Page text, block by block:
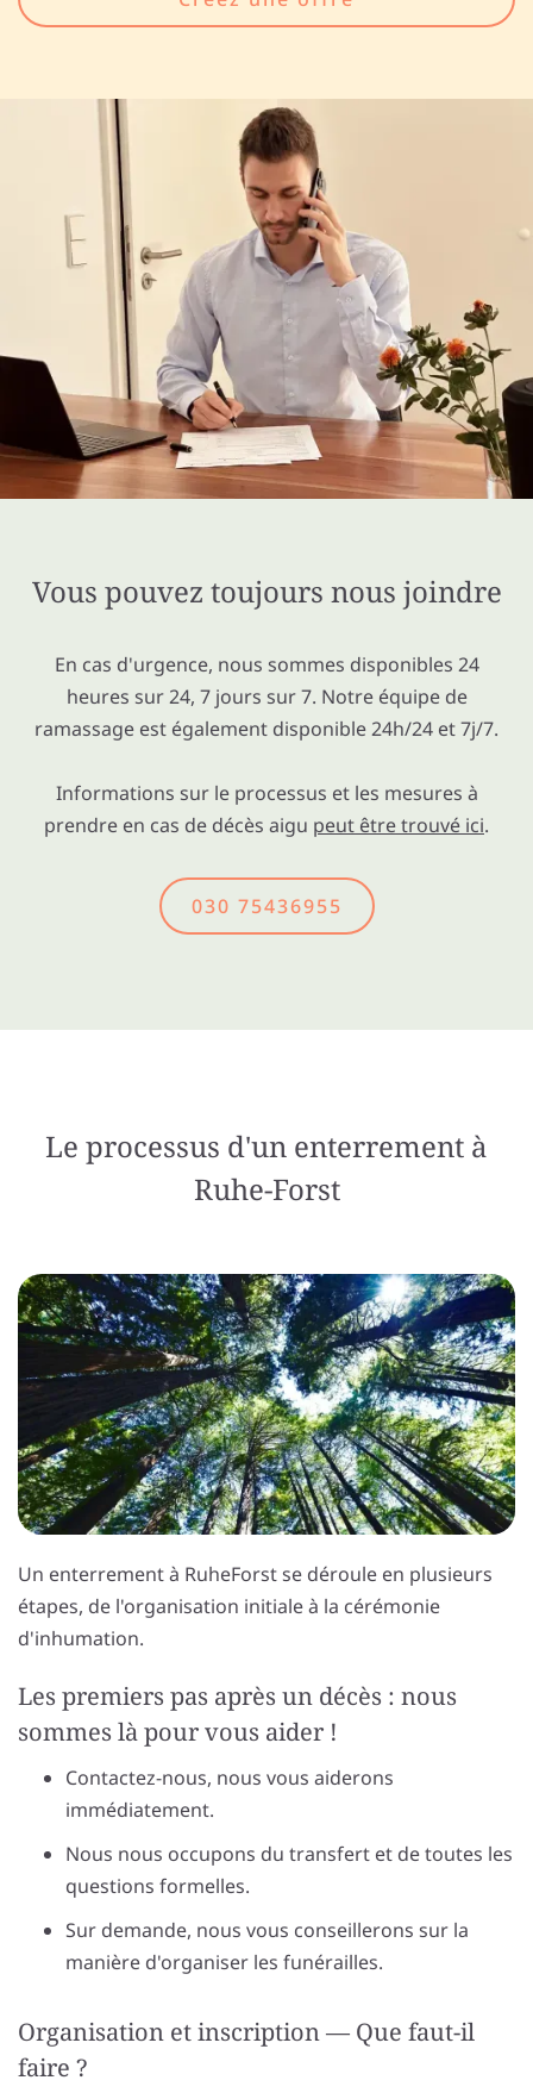
Vous pouvez toujours nous joindre
En cas d'urgence, nous sommes disponibles 24
heures sur 24, 7 jours sur 7. Notre équipe de
ramassage est également disponible 24h/24 et 7j/7.
Informations sur le processus et les mesures à
prendre en cas de décès aigu peut être trouvé ici.
030 75436955
Le processus d'un enterrement à
Ruhe-Forst
Un enterrement à RuheForst se déroule en plusieurs
étapes, de l'organisation initiale à la cérémonie
d'inhumation.
Les premiers pas après un décès : nous
sommes là pour vous aider !
Contactez-nous, nous vous aiderons
immédiatement.
Nous nous occupons du transfert et de toutes les
questions formelles.
Sur demande, nous vous conseillerons sur la
manière d'organiser les funérailles.
Organisation et inscription — Que faut-il
faire ?